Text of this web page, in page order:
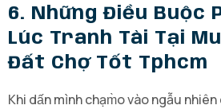
6. Những Điều Buộc
Lúc Tranh Tài Tại
Đất Chợ Tốt Tphcm
Khi dấn mình chạm̀o vào ngẫu